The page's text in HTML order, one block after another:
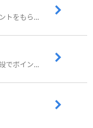
歩いてポイ活！日常生活でお得にポイントをもらおう
歩いたりアンケート回答など幅広い手段でポイントをゲット